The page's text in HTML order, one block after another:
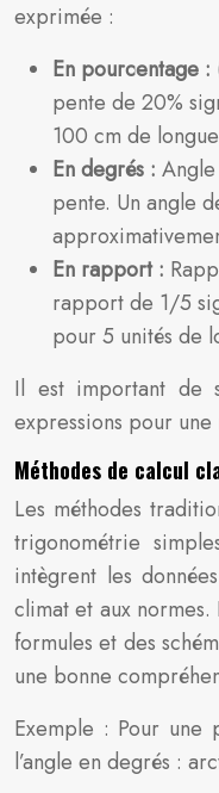
exprimée :
En pourcentage :
pente de 20%
100 cm de
En degrés :
pente. Un angle
En rapport :
rapport de 1/5
pour 5 unités de
Il est important de
expressions pour
Méthodes de calcul
Les méthodes
trigonométrie
intègrent les
climat et aux
formules et des
une bonne
Exemple : Pour une
l’angle en degrés :